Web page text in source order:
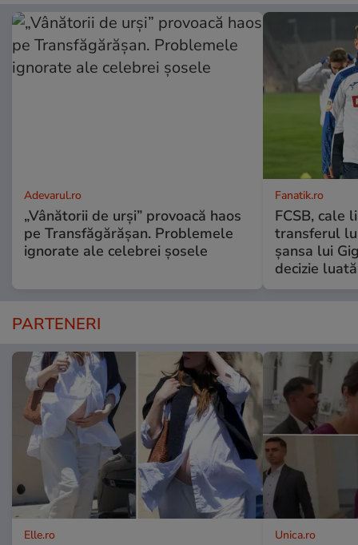
Adevarul.ro
„Vânătorii de urși” provoacă haos
pe Transfăgărășan. Problemele
ignorate ale celebrei șosele
Fanatik.ro
FCSB, cale
transferul
șansa lui
decizie
PARTENERI
Elle.ro Unica.ro